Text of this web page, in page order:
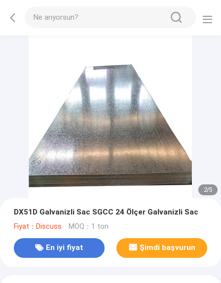
2/5
DX51D Galvanizli Sac SGCC 24 Ölçer Galvanizli Sac
Fiyat：Discuss MOQ：1 ton
En iyi fiyat Şimdi başvurun